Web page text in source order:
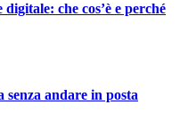
che cos’è e perché
andare in posta